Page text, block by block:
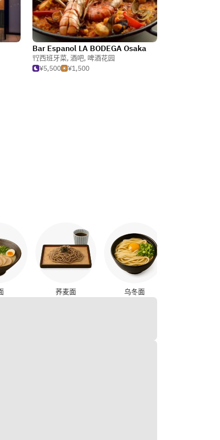
Bar Espanol LA BODEGA Osaka
西班牙菜, 酒吧, 啤酒花园
¥5,500
¥1,500
荞麦面 乌冬面